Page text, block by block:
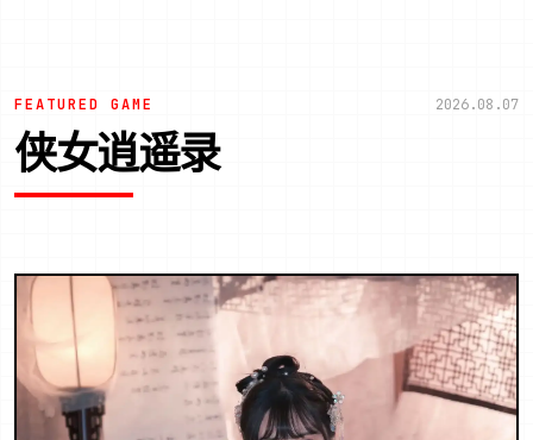
FEATURED GAME 2026.08.07
侠女逍遥录